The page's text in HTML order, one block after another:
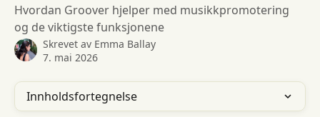
Hvordan Groover hjelper med musikkpromotering
og de viktigste funksjonene
Skrevet av Emma Ballay
7. mai 2026
Innholdsfortegnelse